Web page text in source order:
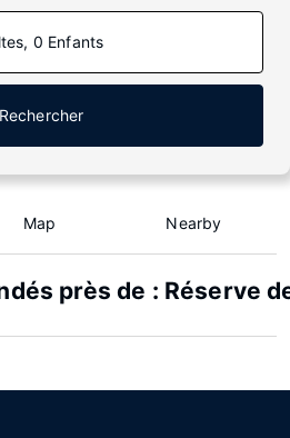
0 Enfants
Rechercher
Map Nearby
près de : Réserve